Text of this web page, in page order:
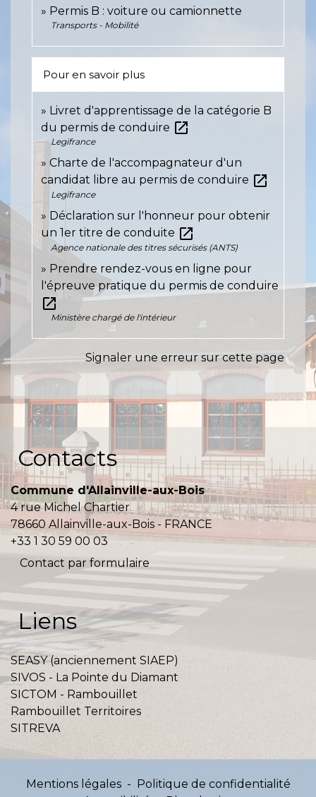
Permis B : voiture ou camionnette
Transports - Mobilité
Pour en savoir plus
Livret d'apprentissage de la catégorie B
du permis de conduire open_in_new
Legifrance
Charte de l'accompagnateur d'un
candidat libre au permis de conduire open_in_new
Legifrance
Déclaration sur l'honneur pour obtenir
un 1er titre de conduite open_in_new
Agence nationale des titres sécurisés (ANTS)
Prendre rendez-vous en ligne pour
l'épreuve pratique du permis de conduire
open_in_new
Ministère chargé de l'intérieur
Signaler une erreur sur cette page
Contacts
Commune d'Allainville-aux-Bois
4 rue Michel Chartier
78660 Allainville-aux-Bois - FRANCE
+33 1 30 59 00 03
Contact par formulaire
Liens
SEASY (anciennement SIAEP)
SIVOS - La Pointe du Diamant
SICTOM - Rambouillet
Rambouillet Territoires
SITREVA
Mentions légales - Politique de confidentialité